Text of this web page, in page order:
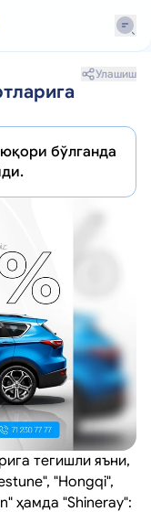
Улашиш
бўлганда
тегишли яъни,
"Hongqi",
ҳамда "Shineray":